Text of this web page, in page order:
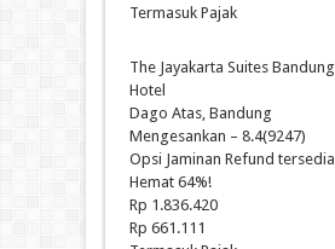
Termasuk Pajak
The Jayakarta Suites Bandung
Hotel
Dago Atas, Bandung
Mengesankan – 8.4(9247)
Opsi Jaminan Refund tersedia
Hemat 64%!
Rp 1.836.420
Rp 661.111